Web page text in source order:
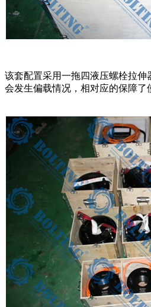
该套配置采用一拖四液压螺栓拉伸
会发生偏载情况，相对应的保障了